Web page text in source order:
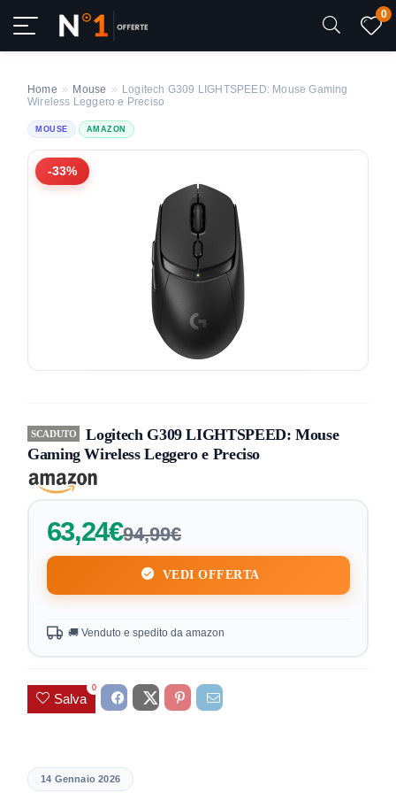
0
Home » Mouse » Logitech G309 LIGHTSPEED: Mouse Gaming
Wireless Leggero e Preciso
MOUSE AMAZON
-33%
SCADUTO
Logitech G309 LIGHTSPEED: Mouse
Gaming Wireless Leggero e Preciso
63,24€94,99€
VEDI OFFERTA
🚚 Venduto e spedito da amazon
Salva
0
14 Gennaio 2026